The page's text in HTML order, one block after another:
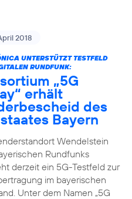
2018
UNTERSTÜTZT TESTFELD
RUNDFUNK:
„5G
erhält
des
Bayern
Wendelstein
Rundfunks
derzeit ein 5G-Testfeld zur
im bayerischen
Unter dem Namen „5G